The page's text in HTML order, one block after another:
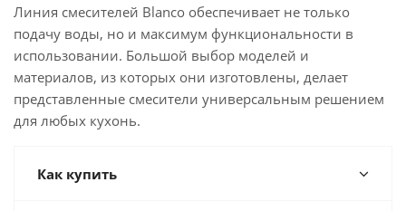
Линия смесителей Blanco обеспечивает не только
подачу воды, но и максимум функциональности в
использовании. Большой выбор моделей и
материалов, из которых они изготовлены, делает
представленные смесители универсальным решением
для любых кухонь.
Как купить